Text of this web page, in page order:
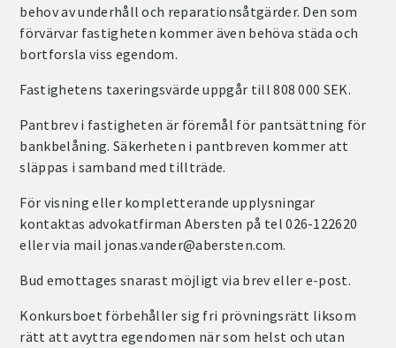
behov av underhåll och reparationsåtgärder. Den som
förvärvar fastigheten kommer även behöva städa och
bortforsla viss egendom.
Fastighetens taxeringsvärde uppgår till 808 000 SEK.
Pantbrev i fastigheten är föremål för pantsättning för
bankbelåning. Säkerheten i pantbreven kommer att
släppas i samband med tillträde.
För visning eller kompletterande upplysningar
kontaktas advokatfirman Abersten på tel 026-122620
eller via mail jonas.vander@abersten.com.
Bud emottages snarast möjligt via brev eller e-post.
Konkursboet förbehåller sig fri prövningsrätt liksom
rätt att avyttra egendomen när som helst och utan